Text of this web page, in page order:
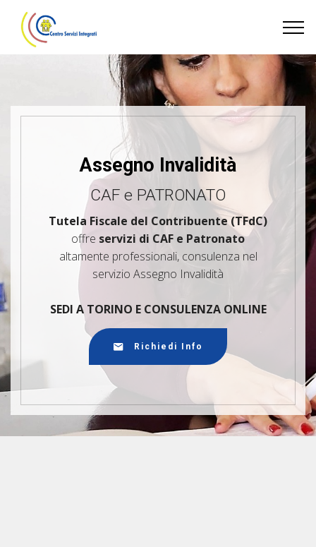
Assegno Invalidità
CAF e PATRONATO
Tutela Fiscale del Contribuente (TFdC)
offre servizi di CAF e Patronato
altamente professionali, consulenza nel
servizio Assegno Invalidità
SEDI A TORINO E CONSULENZA ONLINE
Richiedi Info